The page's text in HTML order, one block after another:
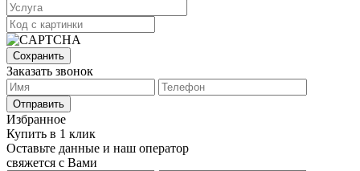
Сохранить
Заказать звонок
Отправить
Избранное
Купить в 1 клик
Оставьте данные и наш оператор
свяжется с Вами